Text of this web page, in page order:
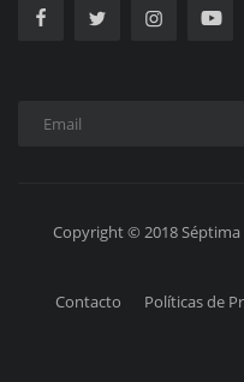
Copyright © 2018
Contacto Políticas de